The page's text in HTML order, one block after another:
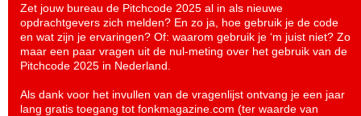
Zet jouw bureau de Pitchcode 2025 al in als nieuwe
opdrachtgevers zich melden? En zo ja, hoe gebruik je de code
en wat zijn je ervaringen? Of: waarom gebruik je ‘m juist niet? Zo
maar een paar vragen uit de nul-meting over het gebruik van de
Pitchcode 2025 in Nederland.
Als dank voor het invullen van de vragenlijst ontvang je een jaar
lang gratis toegang tot fonkmagazine.com (ter waarde van